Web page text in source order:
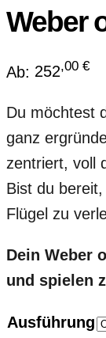
Weber
Ab: 252,00 €
Du möchtest
ganz
zentriert, voll
Bist du
Flügel zu
Dein Weber
und spielen
Ausführung